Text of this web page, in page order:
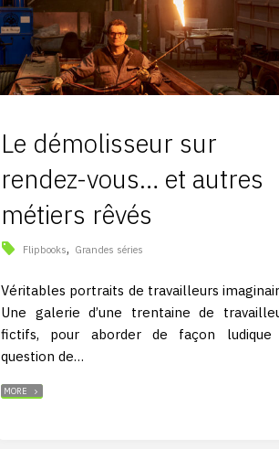
Le démolisseur sur
rendez-vous… et autres
métiers rêvés
Flipbooks, Grandes séries
Véritables portraits de travailleurs
Une galerie d’une trentaine de
fictifs, pour aborder de façon
question de…
MORE "LE
DÉMOLISSEUR